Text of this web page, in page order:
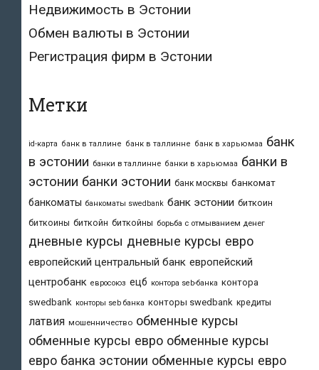
Недвижимость в Эстонии
Обмен валюты в Эстонии
Регистрация фирм в Эстонии
Метки
id-карта банк в таллине банк в таллинне банк в харьюмаа банк
в эстонии банки в таллинне банки в харьюмаа банки в
эстонии банки эстонии банк москвы банкомат
банкоматы банкоматы swedbank банк эстонии биткоин
биткоины биткойн биткойны борьба с отмыванием денег
дневные курсы дневные курсы евро
европейский центральный банк европейский
центробанк евросоюз ецб контора seb-банка контора
swedbank конторы seb банка конторы swedbank кредиты
латвия мошенничество обменные курсы
обменные курсы евро обменные курсы
евро банка эстонии обменные курсы евро